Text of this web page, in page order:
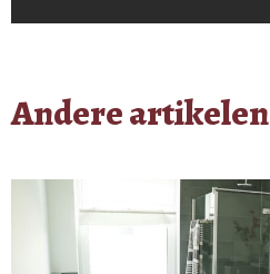
Andere artikelen